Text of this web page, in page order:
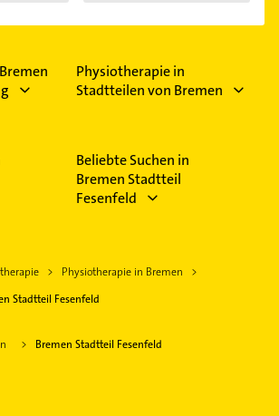
Physiotherapie in
Stadtteilen von Bremen
Beliebte Suchen in
Bremen Stadtteil
Fesenfeld
Physiotherapie in Bremen
Stadtteil Fesenfeld
Bremen Stadtteil Fesenfeld